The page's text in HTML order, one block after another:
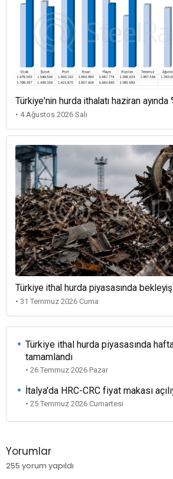
Türkiye'nin hurda ithalatı haziran ayında
• 4 Ağustos 2026 Salı
Türkiye ithal hurda piyasasında
• 31 Temmuz 2026 Cuma
Türkiye ithal hurda piyasasında
tamamlandı
• 26 Temmuz 2026 Pazar
İtalya'da HRC-CRC fiyat makası
• 25 Temmuz 2026 Cumartesi
Yorumlar
255 yorum yapıldı